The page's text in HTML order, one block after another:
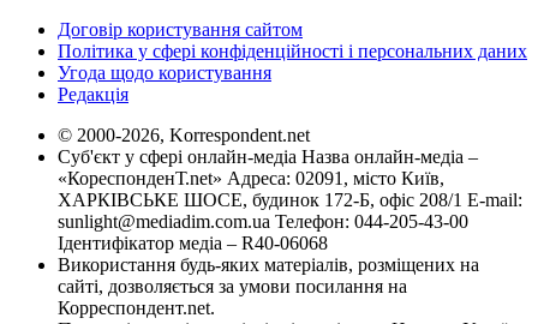
Договір користування сайтом
Політика у сфері конфіденційності і персональних даних
Угода щодо користування
Редакція
© 2000-2026, Korrespondent.net
Суб'єкт у сфері онлайн-медіа Назва онлайн-медіа –
«КореспонденТ.net» Адреса: 02091, місто Київ,
ХАРКІВСЬКЕ ШОСЕ, будинок 172-Б, офіс 208/1 E-mail:
sunlight@mediadim.com.ua Телефон: 044-205-43-00
Ідентифікатор медіа – R40-06068
Використання будь-яких матеріалів, розміщених на
сайті, дозволяється за умови посилання на
Корреспондент.net.